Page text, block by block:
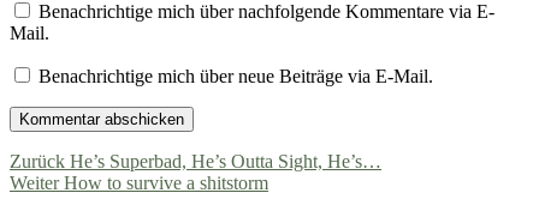
Benachrichtige mich über nachfolgende Kommentare via E-
Mail.
Benachrichtige mich über neue Beiträge via E-Mail.
Beitragsnavigation
Zurück Vorheriger
Beitrag:
He’s Superbad, He’s Outta Sight, He’s…
Weiter Nächster
How to survive a shitstorm